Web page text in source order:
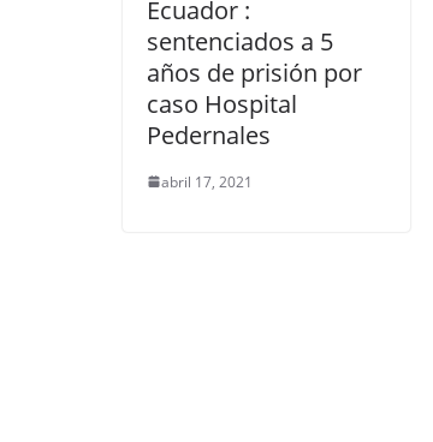
Ecuador :
sentenciados a 5
años de prisión por
caso Hospital
Pedernales
abril 17, 2021